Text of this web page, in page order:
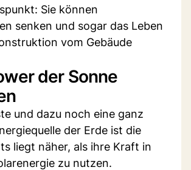
Sie können
senken und sogar das Leben
vom Gebäude
der Sonne
und dazu noch eine ganz
der Erde ist die
liegt näher, als ihre Kraft in
zu nutzen.